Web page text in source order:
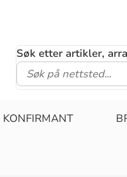
Søk etter artikler,
KONFIRMANT